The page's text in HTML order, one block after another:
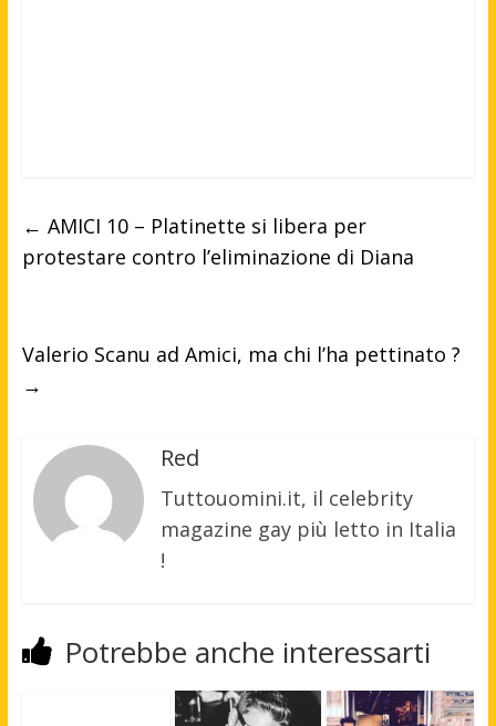
← AMICI 10 – Platinette si libera per
protestare contro l’eliminazione di Diana
Valerio Scanu ad Amici, ma chi l’ha pettinato ?
→
Red
Tuttouomini.it, il celebrity
magazine gay più letto in Italia
!
Potrebbe anche interessarti